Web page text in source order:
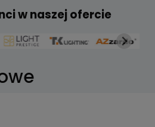
w naszej ofercie